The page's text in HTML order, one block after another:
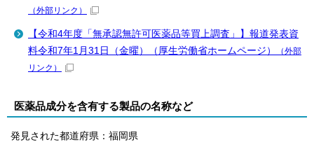
（外部リンク）
【令和4年度「無承認無許可医薬品等買上調査」】報道発表資
料令和7年1月31日（金曜）（厚生労働省ホームページ）
（外部
リンク）
医薬品成分を含有する製品の名称など
発見された都道府県：福岡県